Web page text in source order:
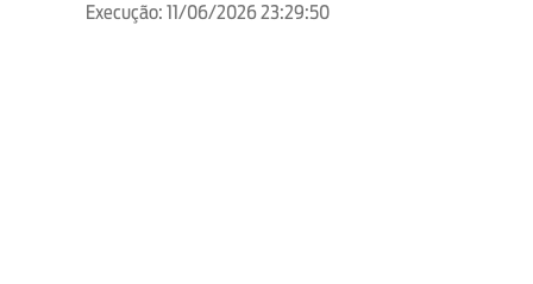
Execução: 11/06/2026 23:29:50